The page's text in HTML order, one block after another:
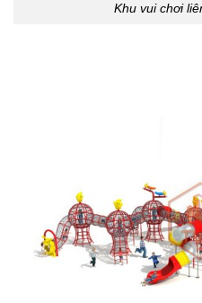
Khu vui chơi